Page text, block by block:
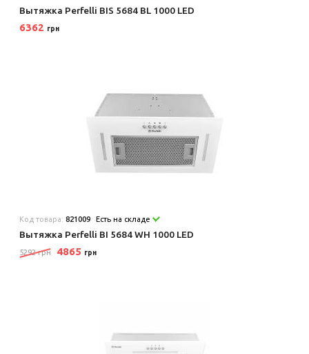
Вытяжка Perfelli BIS 5684 BL 1000 LED
6362 грн
Код товара:821009 Есть на складе
Вытяжка Perfelli BI 5684 WH 1000 LED
5292 грн 4865 грн